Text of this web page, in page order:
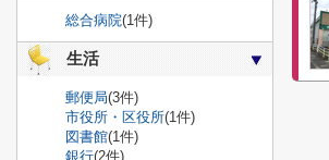
総合病院(1件)
生活
郵便局(3件)
市役所・区役所(1件)
図書館(1件)
銀行(2件)